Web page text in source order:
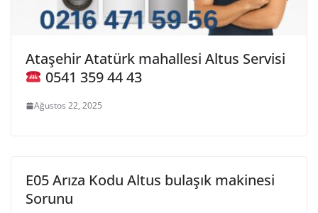
Ataşehir Atatürk mahallesi Altus Servisi
0541 359 44 43
Ağustos 22, 2025
E05 Arıza Kodu Altus bulaşık makinesi
Sorunu